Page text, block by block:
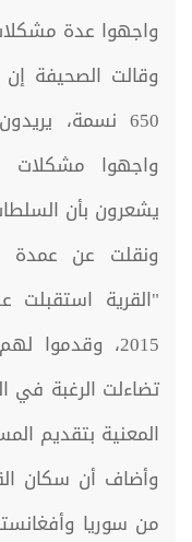
واجهوا عدة
وقالت الصحيفة
650 نسمة،
واجهوا مشكلات
يشعرون بأن
ونقلت عن عمدة
"القرية استقبلت
تضاءلت الرغبة في
المعنية بتقديم
وأضاف أن سكان